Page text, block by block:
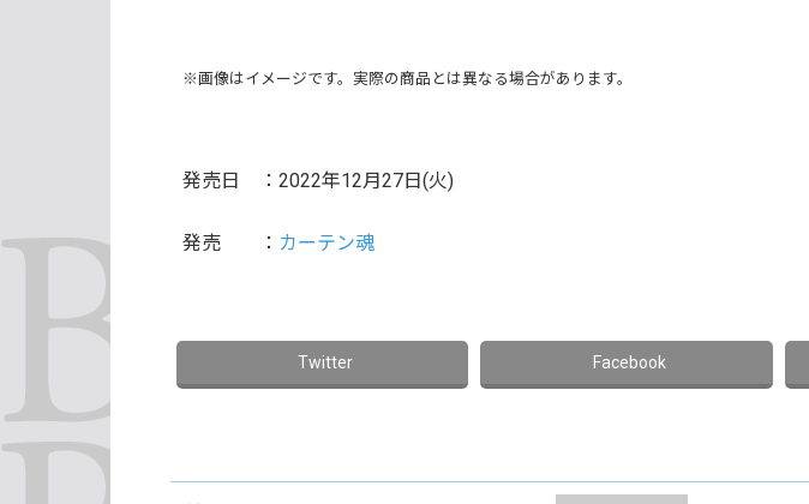
※画像はイメージです。実際の商品とは異なる場合があります。
発売日 ：2022年12月27日(火)
発売 ： カーテン魂